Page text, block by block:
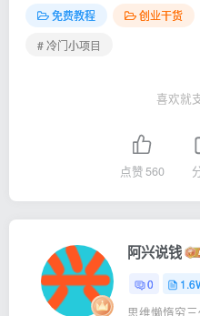
免费教程 创业干货
# 冷门小项目
喜欢就
点赞 560
阿兴说钱
0
思维懒惰穷